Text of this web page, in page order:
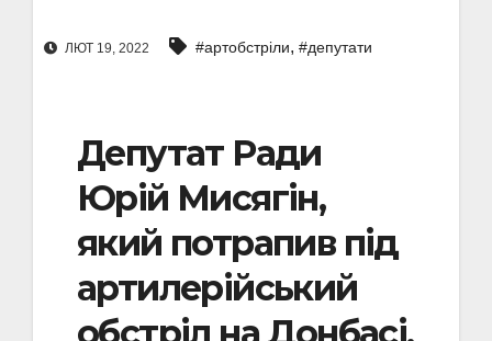
ЛЮТ 19, 2022 #артобстріли, #депутати
Депутат Ради
Юрій Мисягін,
який потрапив під
артилерійський